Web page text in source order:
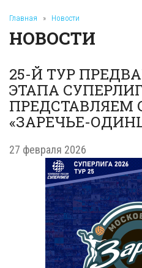
Главная » Новости
НОВОСТИ
25-Й ТУР
ЭТАПА
ПРЕДСТАВЛЯЕМ
«ЗАРЕЧЬЕ-
27 февраля 2026